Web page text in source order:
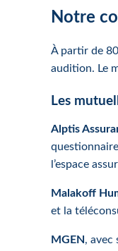
Notre
À partir de
audition. Le
Les
Alptis
l’espace
Malakoff
et la
MGEN, avec